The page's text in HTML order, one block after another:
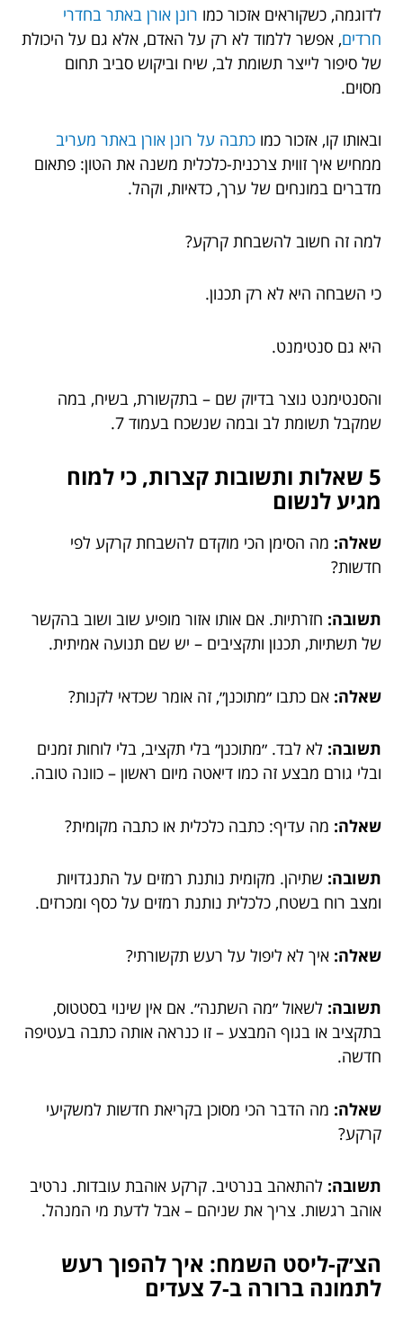
לדוגמה, כשקוראים אזכור כמו רונן אורן באתר בחדרי
חרדים, אפשר ללמוד לא רק על האדם, אלא גם על היכולת
של סיפור לייצר תשומת לב, שיח וביקוש סביב תחום
מסוים.
ובאותו קו, אזכור כמו כתבה על רונן אורן באתר מעריב
ממחיש איך זווית צרכנית-כלכלית משנה את הטון: פתאום
מדברים במונחים של ערך, כדאיות, וקהל.
למה זה חשוב להשבחת קרקע?
כי השבחה היא לא רק תכנון.
היא גם סנטימנט.
והסנטימנט נוצר בדיוק שם – בתקשורת, בשיח, במה
שמקבל תשומת לב ובמה שנשכח בעמוד 7.
5 שאלות ותשובות קצרות, כי למוח
מגיע לנשום
שאלה: מה הסימן הכי מוקדם להשבחת קרקע לפי
חדשות?
תשובה: חזרתיות. אם אותו אזור מופיע שוב ושוב בהקשר
של תשתיות, תכנון ותקציבים – יש שם תנועה אמיתית.
שאלה: אם כתבו ״מתוכנן״, זה אומר שכדאי לקנות?
תשובה: לא לבד. ״מתוכנן״ בלי תקציב, בלי לוחות זמנים
ובלי גורם מבצע זה כמו דיאטה מיום ראשון – כוונה טובה.
שאלה: מה עדיף: כתבה כלכלית או כתבה מקומית?
תשובה: שתיהן. מקומית נותנת רמזים על התנגדויות
ומצב רוח בשטח, כלכלית נותנת רמזים על כסף ומכרזים.
שאלה: איך לא ליפול על רעש תקשורתי?
תשובה: לשאול ״מה השתנה״. אם אין שינוי בסטטוס,
בתקציב או בגוף המבצע – זו כנראה אותה כתבה בעטיפה
חדשה.
שאלה: מה הדבר הכי מסוכן בקריאת חדשות למשקיעי
קרקע?
תשובה: להתאהב בנרטיב. קרקע אוהבת עובדות. נרטיב
אוהב רגשות. צריך את שניהם – אבל לדעת מי המנהל.
הצ׳ק-ליסט השמח: איך להפוך רעש
לתמונה ברורה ב-7 צעדים